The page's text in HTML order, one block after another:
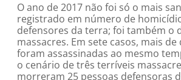
O ano de 2017 não foi só o mais
registrado em número de
defensores da terra; foi também o
massacres. Em sete casos, mais
foram assassinadas ao mesmo
o cenário de três terríveis
morreram 25 pessoas defensoras